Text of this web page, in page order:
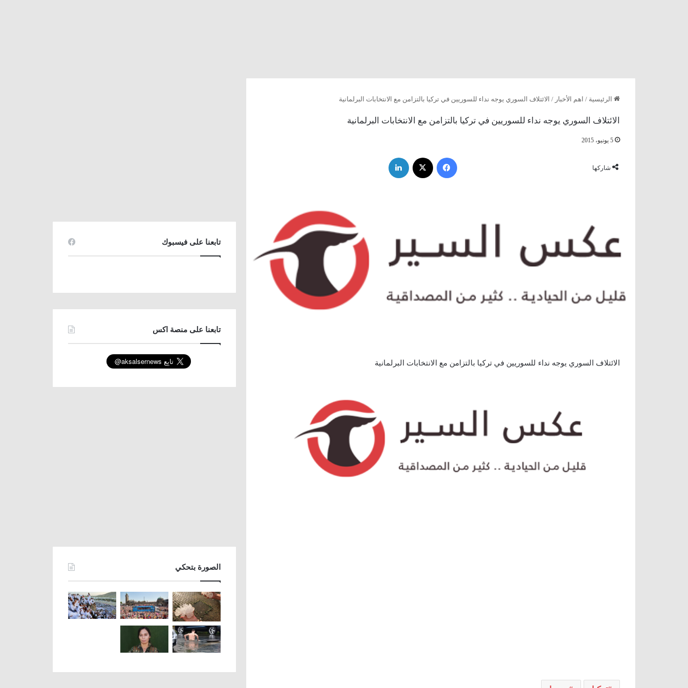
الرئيسية / اهم الأخبار / الائتلاف السوري يوجه نداء للسوريين في تركيا بالتزامن مع الانتخابات البرلمانية
الائتلاف السوري يوجه نداء للسوريين في تركيا بالتزامن مع الانتخابات البرلمانية
5 يونيو، 2015
شاركها
فيسبوك
الائتلاف السوري يوجه نداء للسوريين في تركيا بالتزامن مع الانتخابات البرلمانية
تابعنا على فيسبوك
تابعنا على منصة اكس
الصورة بتحكي